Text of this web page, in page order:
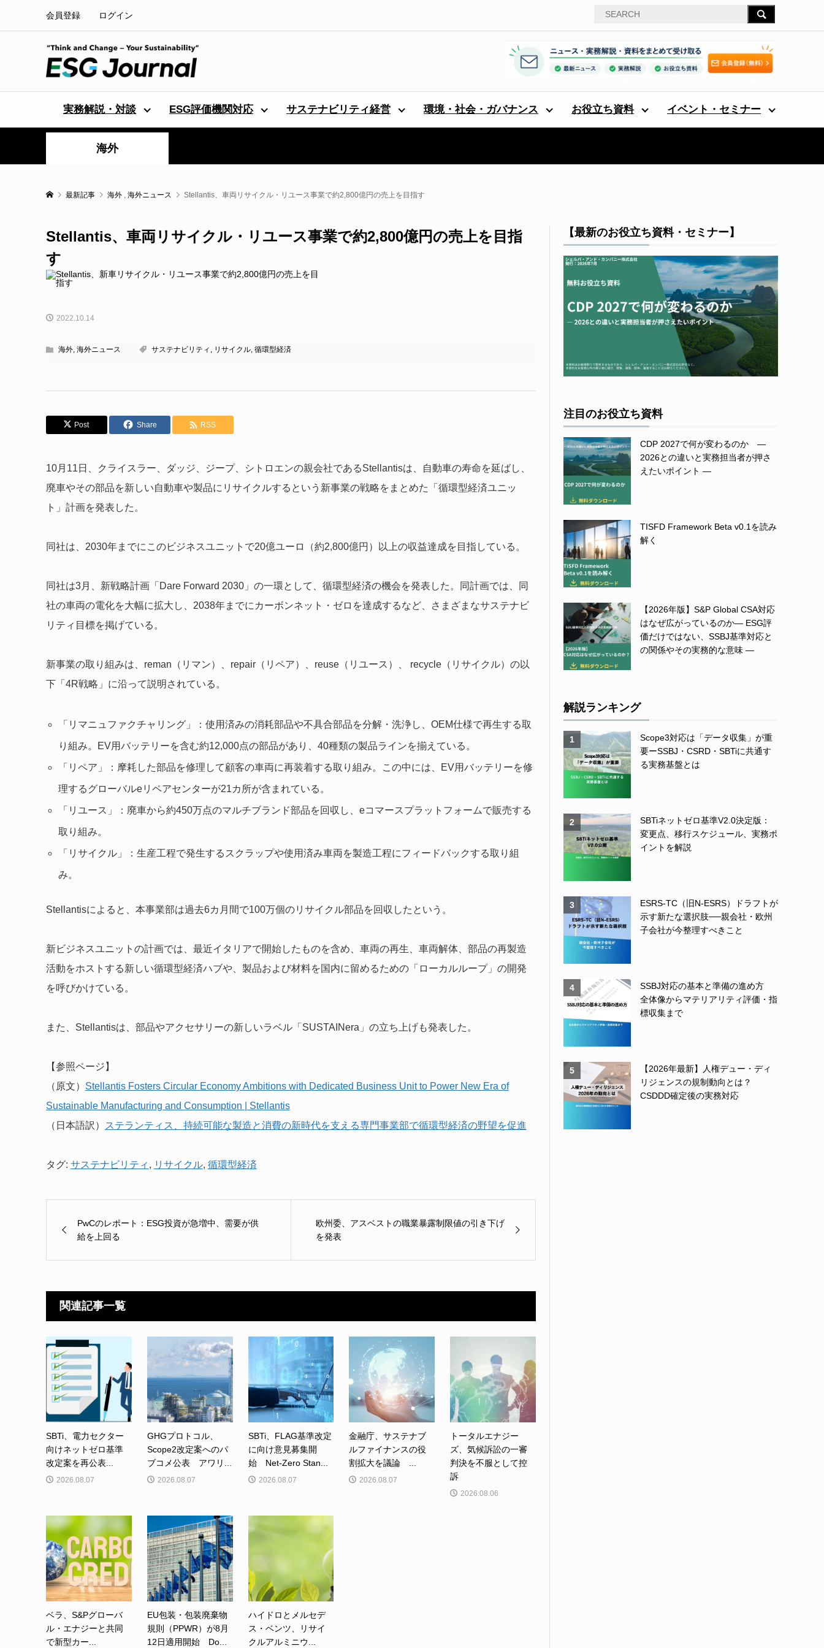
会員登録 ログイン
実務解説・対談 ESG評価機関対応 サステナビリティ経営 環境・社会・ガバナンス お役立ち資料 イベント・セミナー
海外
最新記事 海外 , 海外ニュース Stellantis、車両リサイクル・リユース事業で約2,800億円の売上を目指す
Stellantis、車両リサイクル・リユース事業で約2,800億円の売上を目指
す
2022.10.14
海外, 海外ニュース サステナビリティ , リサイクル, 循環型経済
Post Share RSS
10月11日、クライスラー、ダッジ、ジープ、シトロエンの親会社であるStellantisは、自動車の寿命を延ばし、
廃車やその部品を新しい自動車や製品にリサイクルするという新事業の戦略をまとめた「循環型経済ユニッ
ト」計画を発表した。
同社は、2030年までにこのビジネスユニットで20億ユーロ（約2,800億円）以上の収益達成を目指している。
同社は3月、新戦略計画「Dare Forward 2030」の一環として、循環型経済の機会を発表した。同計画では、同
社の車両の電化を大幅に拡大し、2038年までにカーボンネット・ゼロを達成するなど、さまざまなサステナビ
リティ目標を掲げている。
新事業の取り組みは、reman（リマン）、repair（リペア）、reuse（リユース）、 recycle（リサイクル）の以
下「4R戦略」に沿って説明されている。
「リマニュファクチャリング」：使用済みの消耗部品や不具合部品を分解・洗浄し、OEM仕様で再生する取
り組み。EV用バッテリーを含む約12,000点の部品があり、40種類の製品ラインを揃えている。
「リペア」：摩耗した部品を修理して顧客の車両に再装着する取り組み。この中には、EV用バッテリーを修
理するグローバルeリペアセンターが21カ所が含まれている。
「リユース」：廃車から約450万点のマルチブランド部品を回収し、eコマースプラットフォームで販売する
取り組み。
「リサイクル」：生産工程で発生するスクラップや使用済み車両を製造工程にフィードバックする取り組
み。
Stellantisによると、本事業部は過去6カ月間で100万個のリサイクル部品を回収したという。
新ビジネスユニットの計画では、最近イタリアで開始したものを含め、車両の再生、車両解体、部品の再製造
活動をホストする新しい循環型経済ハブや、製品および材料を国内に留めるための「ローカルループ」の開発
を呼びかけている。
また、Stellantisは、部品やアクセサリーの新しいラベル「SUSTAINera」の立ち上げも発表した。
【参照ページ】
（原文） Stellantis Fosters Circular Economy Ambitions with Dedicated Business Unit to Power New Era of
Sustainable Manufacturing and Consumption | Stellantis
（日本語訳）
ステランティス、持続可能な製造と消費の新時代を支える専門事業部で循環型経済の野望を促進
タグ: サステナビリティ , リサイクル, 循環型経済
PwCのレポート：ESG投資が急増中、需要が供
給を上回る
欧州委、アスベストの職業暴露制限値の引き下げ
を発表
関連記事一覧
SBTi、電力セクター
向けネットゼロ基準
改定案を再公表...
2026.08.07
GHGプロトコル、
Scope2改定案へのパ
ブコメ公表 アワリ...
2026.08.07
SBTi、FLAG基準改定
に向け意見募集開
始 Net-Zero Stan...
2026.08.07
金融庁、サステナブ
ルファイナンスの役
割拡大を議論 ...
2026.08.07
トータルエナジー
ズ、気候訴訟の一審
判決を不服として控
訴
2026.08.06
ベラ、S&Pグローバ
ル・エナジーと共同
で新型カー...
EU包装・包装廃棄物
規則（PPWR）が8月
12日適用開始 Do...
ハイドロとメルセデ
ス・ベンツ、リサイ
クルアルミニウ...
【最新のお役立ち資料・セミナー】
注目のお役立ち資料
CDP 2027で何が変わるのか ―
2026との違いと実務担当者が押さ
えたいポイント ―
TISFD Framework Beta v0.1を読み
解く
【2026年版】S&P Global CSA対応
はなぜ広がっているのか― ESG評
価だけではない、SSBJ基準対応と
の関係やその実務的な意味 ―
解説ランキング
1
Scope3対応は「データ収集」が重
要ーSSBJ・CSRD・SBTiに共通す
る実務基盤とは
2
SBTiネットゼロ基準V2.0決定版：
変更点、移行スケジュール、実務ポ
イントを解説
3
ESRS-TC（旧N-ESRS）ドラフトが
示す新たな選択肢──親会社・欧州
子会社が今整理すべきこと
4
SSBJ対応の基本と準備の進め方
全体像からマテリアリティ評価・指
標収集まで
5
【2026年最新】人権デュー・ディ
リジェンスの規制動向とは？
CSDDD確定後の実務対応